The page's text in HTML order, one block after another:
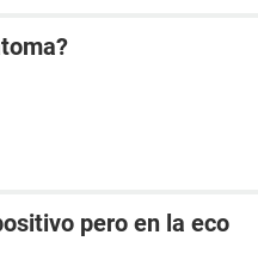
pero en la eco